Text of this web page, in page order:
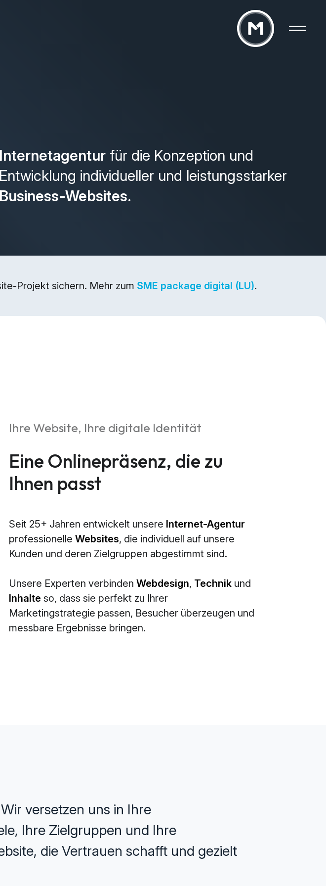
Internetagenturfür die Konzeption und
Entwicklung individueller und leistungsstarker
Business-Websites.
Projekt sichern. Mehr zum SME package digital (LU).
Ihre Website, Ihre digitale Identität
Eine Onlinepräsenz, die zu
Ihnen passt
Seit 25+ Jahren entwickelt unsere Internet-Agentur
professionelle Websites, die individuell auf unsere
Kunden und deren Zielgruppen abgestimmt sind.
Unsere Experten verbinden Webdesign, Technik und
Inhalte so, dass sie perfekt zu Ihrer
Marketingstrategie passen, Besucher überzeugen und
messbare Ergebnisse bringen.
versetzen uns in Ihre
Ihre Zielgruppen und Ihre
die Vertrauen schafft und gezielt